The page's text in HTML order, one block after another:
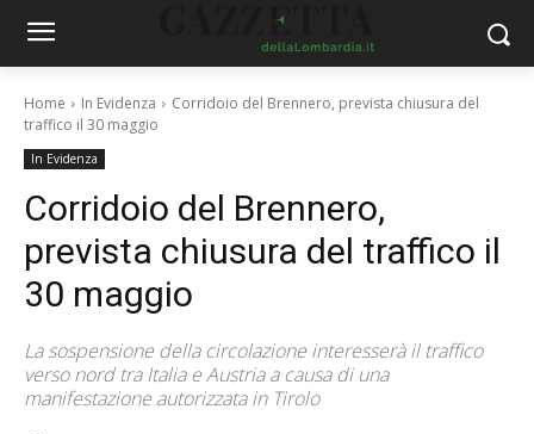
Home In Evidenza
Corridoio del Brennero, prevista chiusura del
traffico il 30 maggio
In Evidenza
Corridoio del Brennero,
prevista chiusura del traffico il
30 maggio
La sospensione della circolazione interesserà il traffico
verso nord tra Italia e Austria a causa di una
manifestazione autorizzata in Tirolo